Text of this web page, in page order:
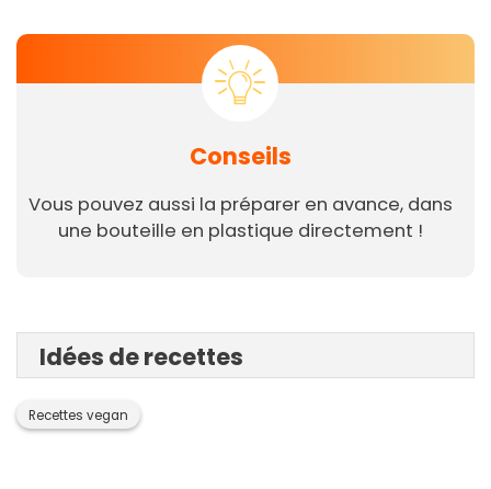
Conseils
Vous pouvez aussi la préparer en avance, dans
une bouteille en plastique directement !
Idées de recettes
Recettes vegan